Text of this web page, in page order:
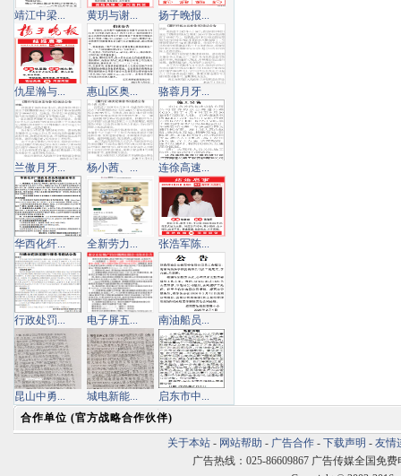
靖江中梁... 黄玥与谢... 扬子晚报...
仇星瀚与... 惠山区奥... 骆蓉月牙...
兰傲月牙... 杨小茜、... 连徐高速...
华西化纤... 全新劳力... 张浩军陈...
行政处罚... 电子屏五... 南油船员...
昆山中勇... 城电新能...
启东市中...
合作单位 (官方战略合作伙伴)
关于本站 - 网站帮助 - 广告合作 - 下载声明 - 友情
广告热线：025-86609867 广告传媒全国免费